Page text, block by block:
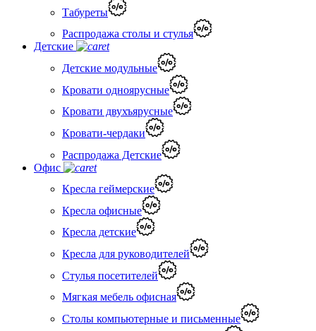
Табуреты
Распродажа столы и стулья
Детские
Детские модульные
Кровати одноярусные
Кровати двухъярусные
Кровати-чердаки
Распродажа Детские
Офис
Кресла геймерские
Кресла офисные
Кресла детские
Кресла для руководителей
Стулья посетителей
Мягкая мебель офисная
Столы компьютерные и письменные